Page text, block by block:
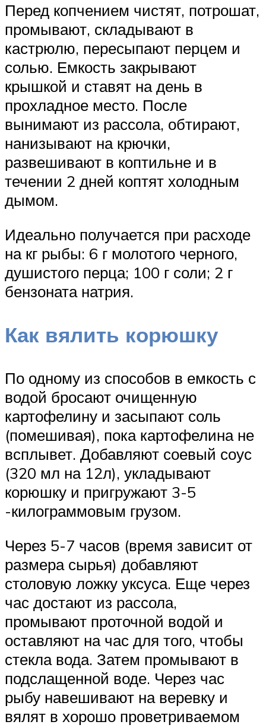
Перед копчением чистят, потрошат,
промывают, складывают в
кастрюлю, пересыпают перцем и
солью. Емкость закрывают
крышкой и ставят на день в
прохладное место. После
вынимают из рассола, обтирают,
нанизывают на крючки,
развешивают в коптильне и в
течении 2 дней коптят холодным
дымом.
Идеально получается при расходе
на кг рыбы: 6 г молотого черного,
душистого перца; 100 г соли; 2 г
бензоната натрия.
Как вялить корюшку
По одному из способов в емкость с
водой бросают очищенную
картофелину и засыпают соль
(помешивая), пока картофелина не
всплывет. Добавляют соевый соус
(320 мл на 12л), укладывают
корюшку и пригружают 3-5
-килограммовым грузом.
Через 5-7 часов (время зависит от
размера сырья) добавляют
столовую ложку уксуса. Еще через
час достают из рассола,
промывают проточной водой и
оставляют на час для того, чтобы
стекла вода. Затем промывают в
подслащенной воде. Через час
рыбу навешивают на веревку и
вялят в хорошо проветриваемом